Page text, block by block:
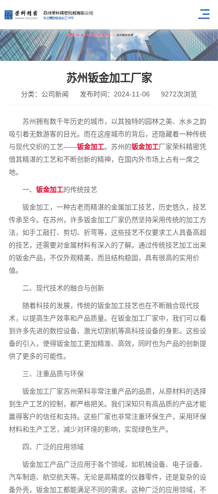
苏州钣金加工厂家
分类：公司新闻 发布时间：2024-11-06 9272次浏览
苏州拥有数千年历史的城市，以其独特的园林之美、水乡之韵
吸引着无数游客的目光。而在这座城市的背后，还隐藏着一种传统
与现代交织的工艺——钣金加工。苏州的钣金加工厂家荣科精密凭
借其精湛的工艺和不断创新的精神，在国内外市场上占有一席之
地。
一、钣金加工的传统技艺
钣金加工，一种古老而精湛的金属加工技艺，历史悠久，技艺
传承至今。在苏州，许多钣金加工厂家仍然坚持采用传统的加工方
法，如手工敲打、剪切、折弯等，这些技艺不仅要求工人具备高超
的技艺，还需要对金属材料有深入的了解。通过传统技艺加工出来
的钣金产品，不仅外观精美，而且结构稳固，具有很高的实用价
值。
二、现代技术的融合与创新
随着科技的发展，传统的钣金加工技艺也在不断融合现代技
术，以提高生产效率和产品质量。在钣金加工厂家中，我们可以看
到许多先进的数控设备、激光切割机等高科技设备的身影。这些设
备的引入，使得钣金加工更加精准、高效，同时也为产品的创新提
供了更多的可能性。
三、注重品质与环保
钣金加工厂家苏州荣科非常注重产品的品质，从原材料的选择
到生产工艺的控制，都严格把关。我们深知只有高品质的产品才能
赢得客户的信任和支持。这些厂家也非常注重环保生产，采用环保
材料和生产工艺，减少对环境的影响，实现绿色生产。
四、广泛的应用领域
钣金加工产品广泛应用于各个领域，如机械设备、电子设备、
汽车制造、航空航天等。无论是高精度的仪器零件，还是复杂的设
备外壳，钣金加工都能满足不同的需求。这种广泛的应用领域，不